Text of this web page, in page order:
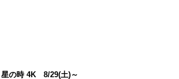
星の時 4K 8/29(土)～